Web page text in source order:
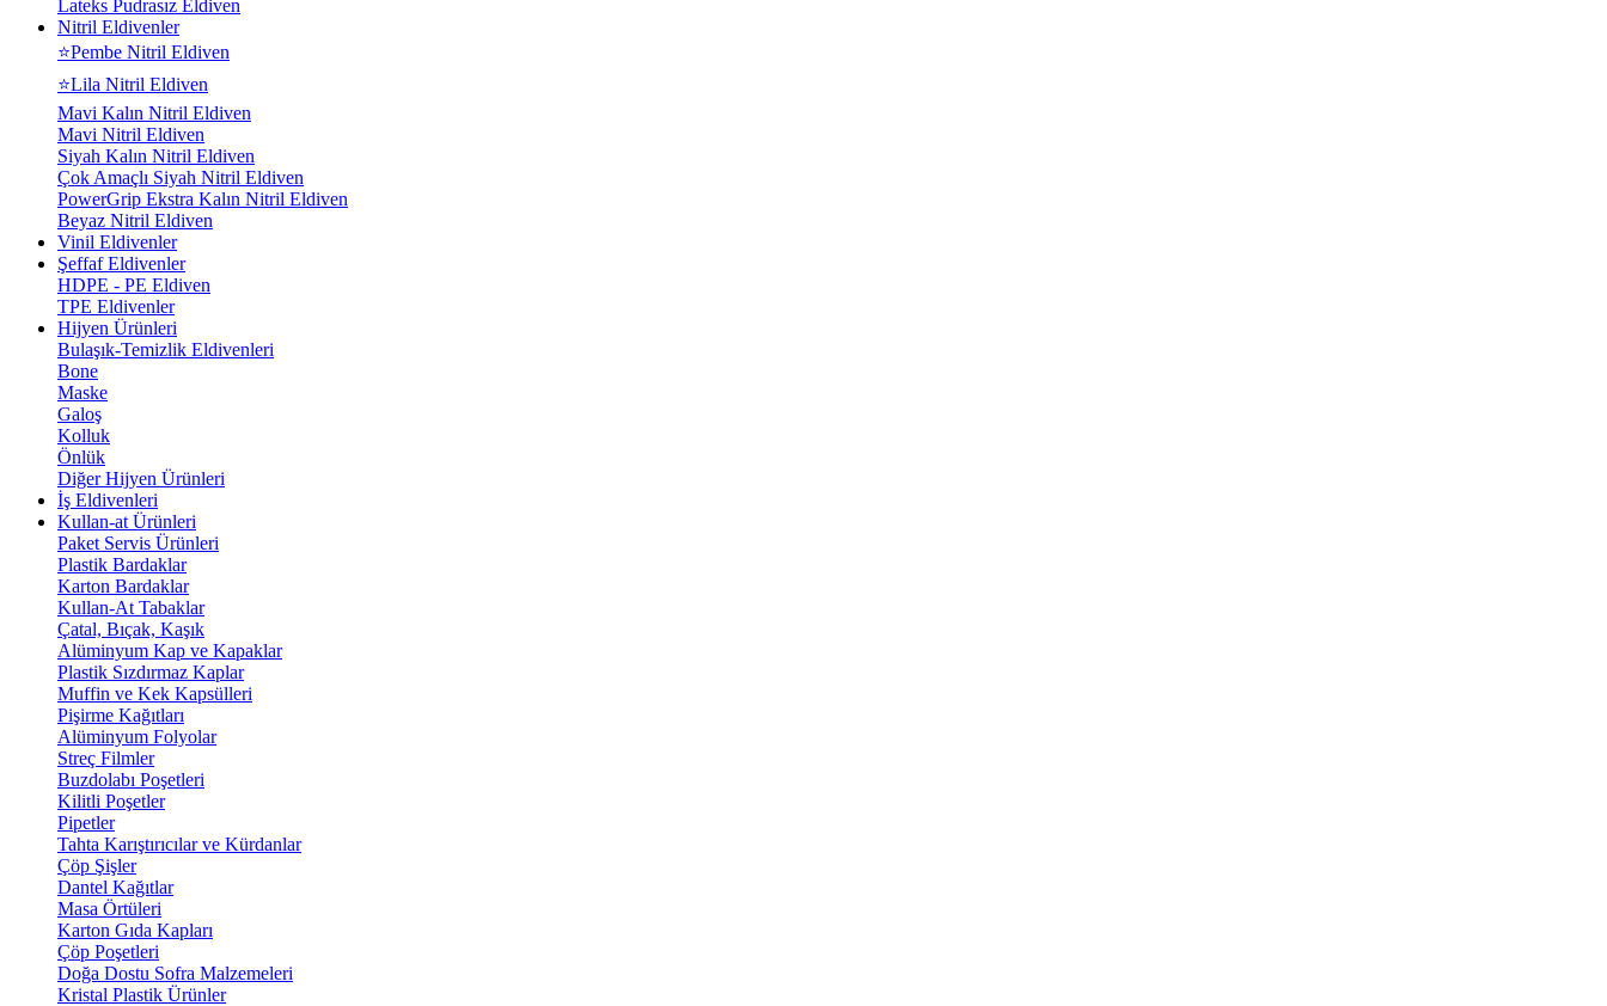
Lateks Pudrasız Eldiven
Nitril Eldivenler
⭐Pembe Nitril Eldiven
⭐Lila Nitril Eldiven
Mavi Kalın Nitril Eldiven
Mavi Nitril Eldiven
Siyah Kalın Nitril Eldiven
Çok Amaçlı Siyah Nitril Eldiven
PowerGrip Ekstra Kalın Nitril Eldiven
Beyaz Nitril Eldiven
Vinil Eldivenler
Şeffaf Eldivenler
HDPE - PE Eldiven
TPE Eldivenler
Hijyen Ürünleri
Bulaşık-Temizlik Eldivenleri
Bone
Maske
Galoş
Kolluk
Önlük
Diğer Hijyen Ürünleri
İş Eldivenleri
Kullan-at Ürünleri
Paket Servis Ürünleri
Plastik Bardaklar
Karton Bardaklar
Kullan-At Tabaklar
Çatal, Bıçak, Kaşık
Alüminyum Kap ve Kapaklar
Plastik Sızdırmaz Kaplar
Muffin ve Kek Kapsülleri
Pişirme Kağıtları
Alüminyum Folyolar
Streç Filmler
Buzdolabı Poşetleri
Kilitli Poşetler
Pipetler
Tahta Karıştırıcılar ve Kürdanlar
Çöp Şişler
Dantel Kağıtlar
Masa Örtüleri
Karton Gıda Kapları
Çöp Poşetleri
Doğa Dostu Sofra Malzemeleri
Kristal Plastik Ürünler